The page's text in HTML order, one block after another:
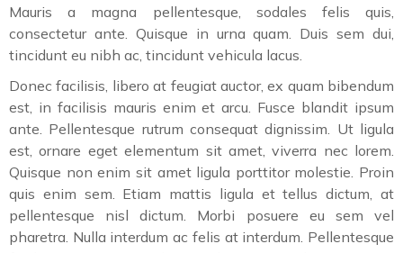
Mauris a magna pellentesque, sodales felis quis,
consectetur ante. Quisque in urna quam. Duis sem dui,
tincidunt eu nibh ac, tincidunt vehicula lacus.
Donec facilisis, libero at feugiat auctor, ex quam bibendum
est, in facilisis mauris enim et arcu. Fusce blandit ipsum
ante. Pellentesque rutrum consequat dignissim. Ut ligula
est, ornare eget elementum sit amet, viverra nec lorem.
Quisque non enim sit amet ligula porttitor molestie. Proin
quis enim sem. Etiam mattis ligula et tellus dictum, at
pellentesque nisl dictum. Morbi posuere eu sem vel
pharetra. Nulla interdum ac felis at interdum. Pellentesque